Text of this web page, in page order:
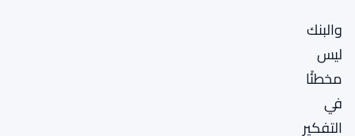
والبنك
ليس
مخطئًا
في
التفكير